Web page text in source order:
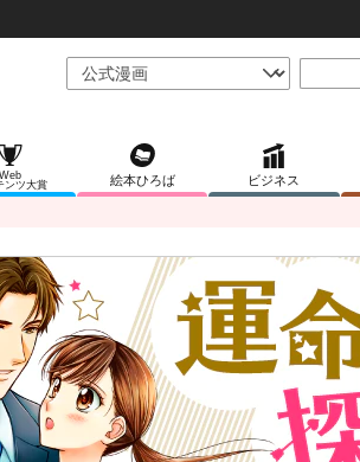
Web
ンツ大賞
絵本ひろば ビジネス